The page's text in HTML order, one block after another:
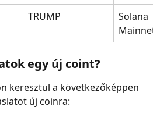
TRUMP
Solana
egy új coint?
keresztül a következőképpen
új coinra: